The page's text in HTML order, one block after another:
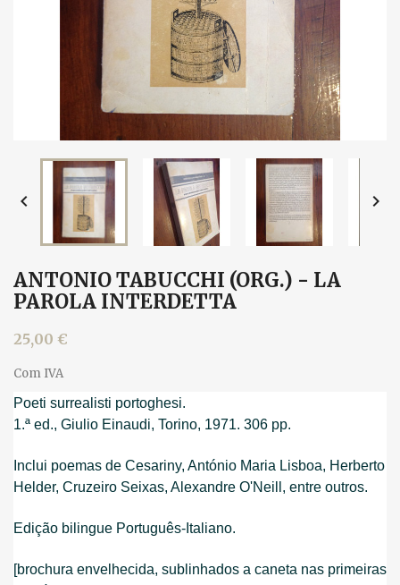
 
ANTONIO TABUCCHI (ORG.) - LA
PAROLA INTERDETTA
25,00 €
Com IVA
Poeti surrealisti portoghesi.
1.ª ed., Giulio Einaudi, Torino, 1971. 306 pp.
Inclui poemas de Cesariny, António Maria Lisboa, Herberto
Helder, Cruzeiro Seixas, Alexandre O'Neill, entre outros.
Edição bilingue Português-Italiano.
[brochura envelhecida, sublinhados a caneta nas primeiras